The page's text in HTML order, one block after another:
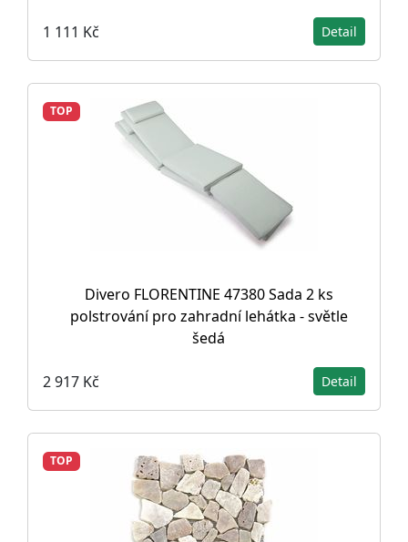
1 111 Kč Detail
TOP
Divero FLORENTINE 47380 Sada 2 ks
polstrování pro zahradní lehátka - světle
šedá
2 917 Kč Detail
TOP